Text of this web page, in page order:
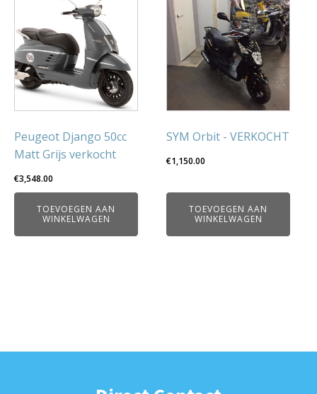
Peugeot Django 50cc
Matt Grijs verkocht
€3,548.00
TOEVOEGEN AAN
WINKELWAGEN
SYM Orbit - VERKOCHT
€1,150.00
TOEVOEGEN AAN
WINKELWAGEN